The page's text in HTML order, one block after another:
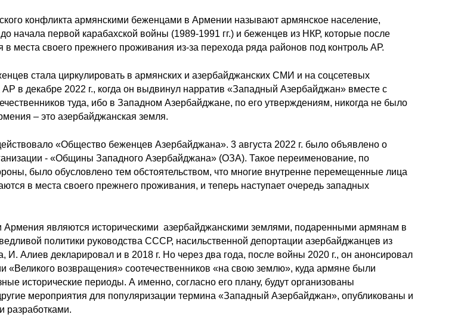
конфликта армянскими беженцами в Армении называют армянское население,
начала первой карабахской войны (1989-1991 гг.) и беженцев из НКР, которые после
в места своего прежнего проживания из-за перехода ряда районов под контроль АР.
стала циркулировать в армянских и азербайджанских СМИ и на соцсетевых
в декабре 2022 г., когда он выдвинул нарратив «Западный Азербайджан» вместе с
туда, ибо в Западном Азербайджане, по его утверждениям, никогда не было
– это азербайджанская земля.
«Общество беженцев Азербайджана». 3 августа 2022 г. было объявлено о
- «Общины Западного Азербайджана» (ОЗА). Такое переименование, по
было обусловлено тем обстоятельством, что многие внутренне перемещенные лица
в места своего прежнего проживания, и теперь наступает очередь западных
Армения являются историческими азербайджанскими землями, подаренными армянам в
политики руководства СССР, насильственной депортации азербайджанцев из
И. Алиев декларировал и в 2018 г. Но через два года, после войны 2020 г., он анонсировал
«Великого возвращения» соотечественников «на свою землю», куда армяне были
исторические периоды. А именно, согласно его плану, будут организованы
мероприятия для популяризации термина «Западный Азербайджан», опубликованы и
разработками.